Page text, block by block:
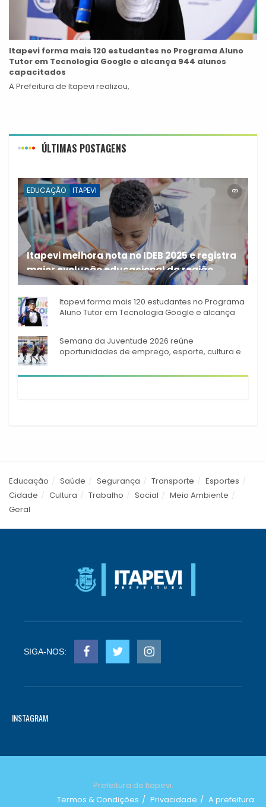
Itapevi forma mais 120 estudantes no Programa Aluno
Tutor em Tecnologia Google e alcança 944 alunos
capacitados
A Prefeitura de Itapevi realizou,
ÚLTIMAS POSTAGENS
EDUCAÇÃO ITAPEVI
Itapevi melhora nota no IDEB 2025 e registra
maior evolução educacional da região
A rede municipal de ensino
Itapevi forma mais 120 estudantes no Programa
Aluno Tutor em Tecnologia Google e alcança
Semana da Juventude 2026 reúne
oportunidades de emprego, esporte, cultura e
Educação Saúde Segurança Transporte
Esportes
Cidade
Cultura Trabalho Social
Meio Ambiente
Geral
SIGA-NOS:
INSTAGRAM
Prefeitura de Itapevi.
Termos & Condições
Privacidade A prefeitura